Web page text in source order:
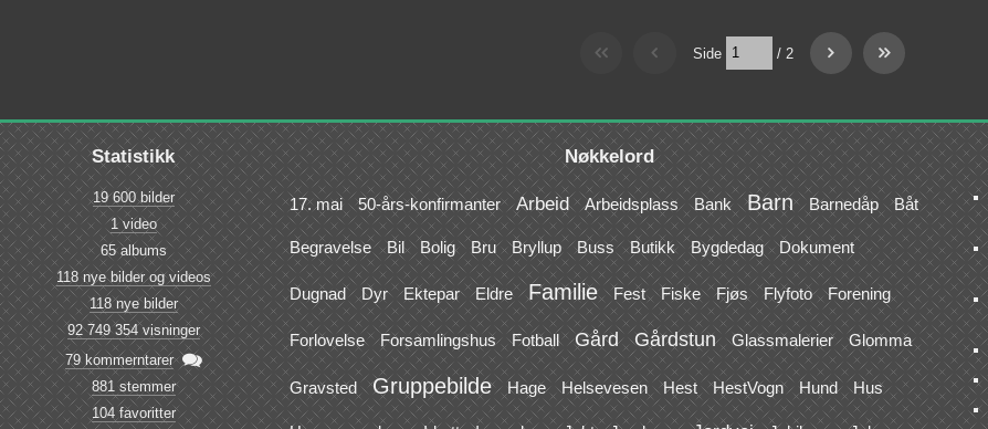
Side / 2
Statistikk
19 600 bilder
1 video
65 albums
118 nye bilder og videos
118 nye bilder
92 749 354 visninger
79 kommerntarer 
881 stemmer
104 favoritter
Nøkkelord
17. mai 50-års-konfirmanter Arbeid Arbeidsplass Bank Barn Barnedåp Båt
Begravelse Bil Bolig Bru Bryllup Buss Butikk Bygdedag Dokument
Dugnad Dyr Ektepar Eldre Familie Fest Fiske Fjøs Flyfoto Forening
Forlovelse Forsamlingshus Fotball Gård Gårdstun Glassmalerier Glomma
Gravsted Gruppebilde Hage Helsevesen Hest HestVogn Hund Hus